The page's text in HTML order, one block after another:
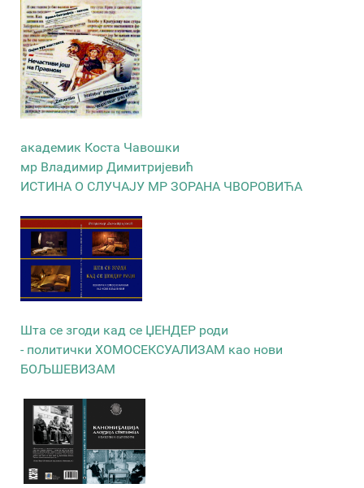
академик Коста Чавошки
мр Владимир Димитријевић
ИСТИНА О СЛУЧАЈУ МР ЗОРАНА ЧВОРОВИЋА
Шта се згоди кад се ЏЕНДЕР роди
- политички ХОМОСЕКСУАЛИЗАМ као нови
БОЉШЕВИЗАМ